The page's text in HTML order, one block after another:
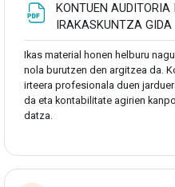
KONTUEN AUDITORIA
IRAKASKUNTZA GIDA
Ikas material honen helburu
nola burutzen den argitzea da.
irteera profesionala duen
da eta kontabilitate agirien
datza.